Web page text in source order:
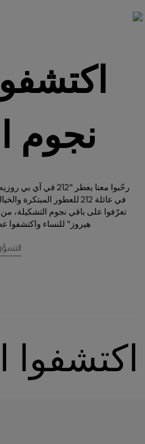
نجوم
رحّبوا معنا بعطر "212
في عائلة 212 للعطور
هيروز" للنساء واكتشفوا
اكتشفوا